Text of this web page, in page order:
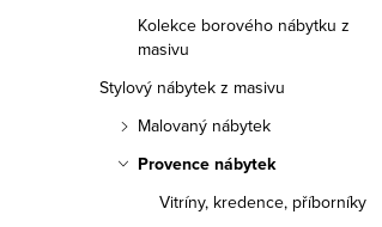
Kolekce borového nábytku z
masivu
Stylový nábytek z masivu
Malovaný nábytek
Provence nábytek
Vitríny, kredence, příborníky